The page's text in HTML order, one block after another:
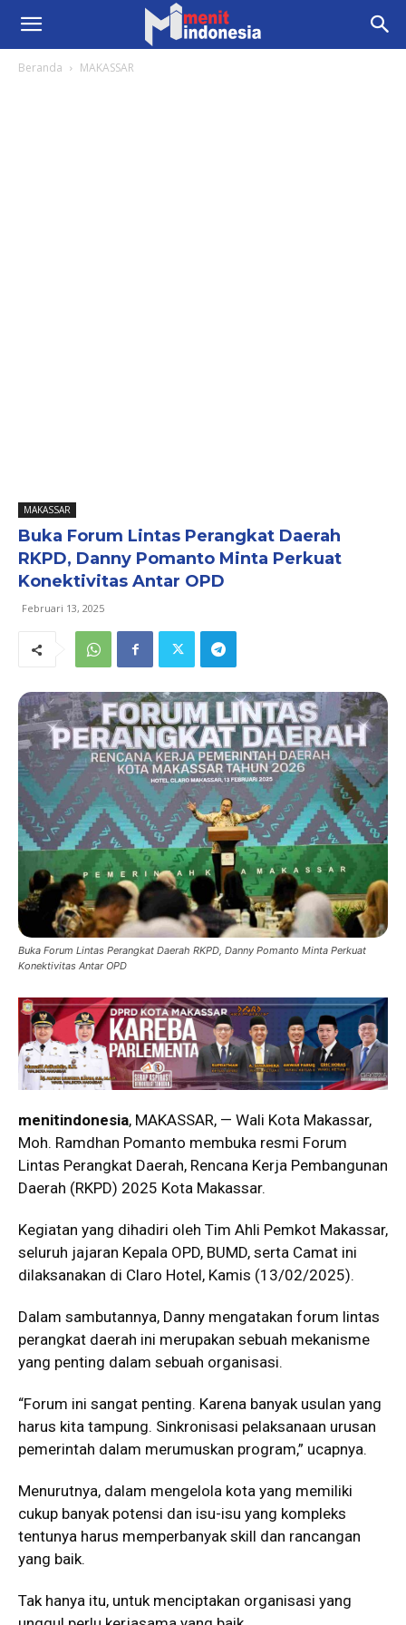
Beranda MAKASSAR
MAKASSAR
Buka Forum Lintas Perangkat Daerah
RKPD, Danny Pomanto Minta Perkuat
Konektivitas Antar OPD
Februari 13, 2025
Buka Forum Lintas Perangkat Daerah RKPD, Danny Pomanto Minta Perkuat
Konektivitas Antar OPD
menitindonesia, MAKASSAR, — Wali Kota Makassar,
Moh. Ramdhan Pomanto membuka resmi Forum
Lintas Perangkat Daerah, Rencana Kerja Pembangunan
Daerah (RKPD) 2025 Kota Makassar.
Kegiatan yang dihadiri oleh Tim Ahli Pemkot Makassar,
seluruh jajaran Kepala OPD, BUMD, serta Camat ini
dilaksanakan di Claro Hotel, Kamis (13/02/2025).
Dalam sambutannya, Danny mengatakan forum lintas
perangkat daerah ini merupakan sebuah mekanisme
yang penting dalam sebuah organisasi.
“Forum ini sangat penting. Karena banyak usulan yang
harus kita tampung. Sinkronisasi pelaksanaan urusan
pemerintah dalam merumuskan program,” ucapnya.
Menurutnya, dalam mengelola kota yang memiliki
cukup banyak potensi dan isu-isu yang kompleks
tentunya harus memperbanyak skill dan rancangan
yang baik.
Tak hanya itu, untuk menciptakan organisasi yang